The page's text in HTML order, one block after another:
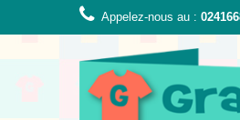
Appelez-nous au :